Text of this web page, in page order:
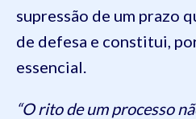
supressão de um prazo
de defesa e constitui,
essencial.
“O rito de um processo